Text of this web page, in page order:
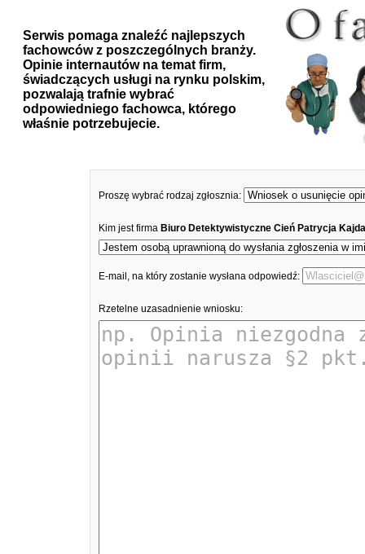
Serwis pomaga znaleźć najlepszych
fachowców z poszczególnych branży.
Opinie internautów na temat firm,
świadczących usługi na rynku polskim,
pozwalają trafnie wybrać
odpowiedniego fachowca, którego
właśnie potrzebujecie.
Proszę wybrać rodzaj zgłosznia:
Kim jest firma Biuro Detektywistyczne Cień Patrycja
E-mail, na który zostanie wysłana odpowiedź:
Rzetelne uzasadnienie wniosku: